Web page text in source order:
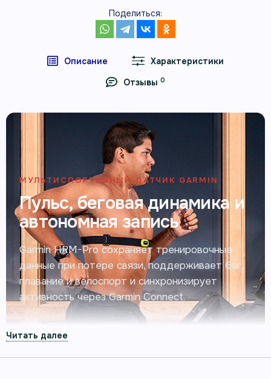
Поделиться:
Описание
Характеристики
Отзывы 0
МУЛЬТИСПОРТИВНЫЙ ДАТЧИК GARMIN
Пульс, беговая динамика и
автономная запись
Garmin HRM-Pro сохраняет тренировочные
данные при потере связи, поддерживает бег,
плавание и велоспорт и синхронизирует
активность через Garmin Connect.